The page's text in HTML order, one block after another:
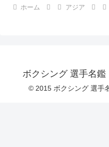
ホーム アジア
ボクシング 選手名
© 2015 ボクシング 選手